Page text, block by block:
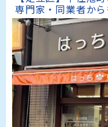
専門家・同業者か